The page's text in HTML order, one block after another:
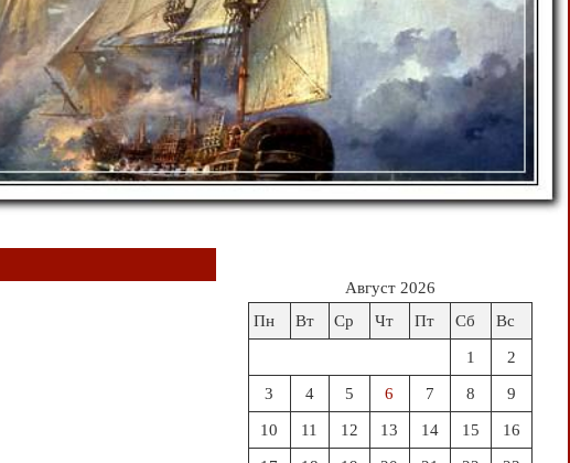
Август 2026
Пн
Вт Ср Чт Пт Сб Вс
1 2
3 4 5 6 7 8 9
10 11 12 13 14 15 16